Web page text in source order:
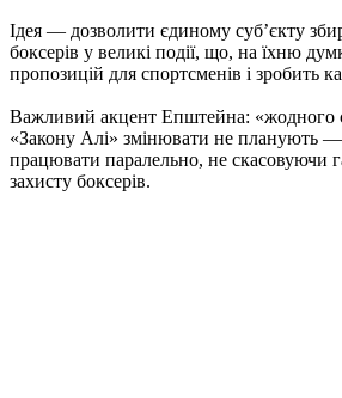
Ідея — дозволити єдиному суб’єкту
боксерів у великі події, що, на їхню
пропозицій для спортсменів і зробить
Важливий акцент Епштейна: «жодного
«Закону Алі» змінювати не планують
працювати паралельно, не скасовуючи
захисту боксерів.